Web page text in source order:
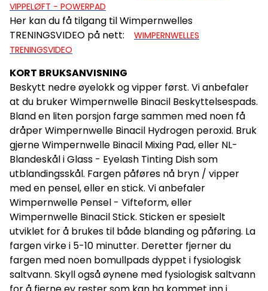
VIPPELØFT - POWERPAD
Her kan du få tilgang til Wimpernwelles
TRENINGSVIDEO på nett: WIMPERNWELLES
TRENINGSVIDEO
KORT BRUKSANVISNING
Beskytt nedre øyelokk og vipper først. Vi anbefaler
at du bruker Wimpernwelle Binacil Beskyttelsespads.
Bland en liten porsjon farge sammen med noen få
dråper Wimpernwelle Binacil Hydrogen peroxid. Bruk
gjerne Wimpernwelle Binacil Mixing Pad, eller NL-
Blandeskål i Glass - Eyelash Tinting Dish som
utblandingsskål. Fargen påføres nå bryn / vipper
med en pensel, eller en stick. Vi anbefaler
Wimpernwelle Pensel - Vifteform, eller
Wimpernwelle Binacil Stick. Sticken er spesielt
utviklet for å brukes til både blanding og påføring. La
fargen virke i 5-10 minutter. Deretter fjerner du
fargen med noen bomullpads dyppet i fysiologisk
saltvann. Skyll også øynene med fysiologisk saltvann